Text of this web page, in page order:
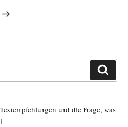
und die Frage, was